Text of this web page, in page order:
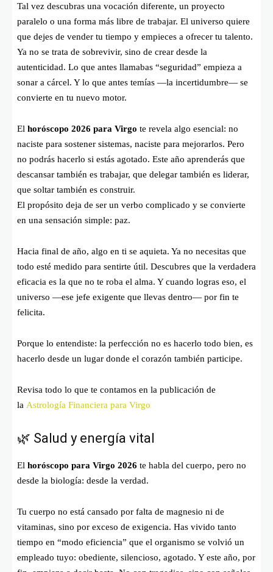
Tal vez descubras una vocación diferente, un proyecto
paralelo o una forma más libre de trabajar. El universo quiere
que dejes de vender tu tiempo y empieces a ofrecer tu talento.
Ya no se trata de sobrevivir, sino de crear desde la
autenticidad. Lo que antes llamabas “seguridad” empieza a
sonar a cárcel. Y lo que antes temías —la incertidumbre— se
convierte en tu nuevo motor.
El horóscopo 2026 para Virgo te revela algo esencial: no
naciste para sostener sistemas, naciste para mejorarlos. Pero
no podrás hacerlo si estás agotado. Este año aprenderás que
descansar también es trabajar, que delegar también es liderar,
que soltar también es construir.
El propósito deja de ser un verbo complicado y se convierte
en una sensación simple: paz.
Hacia final de año, algo en ti se aquieta. Ya no necesitas que
todo esté medido para sentirte útil. Descubres que la verdadera
eficacia es la que no te roba el alma. Y cuando logras eso, el
universo —ese jefe exigente que llevas dentro— por fin te
felicita.
Porque lo entendiste: la perfección no es hacerlo todo bien, es
hacerlo desde un lugar donde el corazón también participe.
Revisa todo lo que te contamos en la publicación de
la Astrología Financiera para Virgo
🌿 Salud y energía vital
El horóscopo para Virgo 2026 te habla del cuerpo, pero no
desde la biología: desde la verdad.
Tu cuerpo no está cansado por falta de magnesio ni de
vitaminas, sino por exceso de exigencia. Has vivido tanto
tiempo en “modo eficiencia” que el organismo se volvió un
empleado tuyo: obediente, silencioso, agotado. Y este año, por